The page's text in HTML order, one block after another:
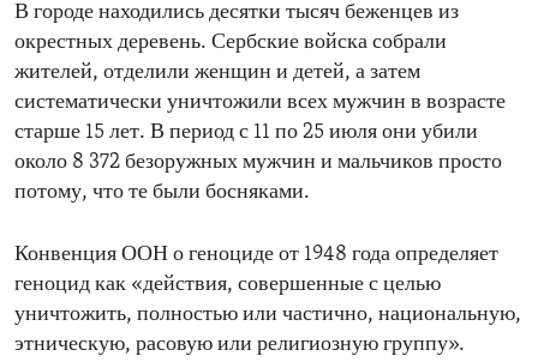
В городе находились десятки тысяч беженцев из
окрестных деревень. Сербские войска собрали
жителей, отделили женщин и детей, а затем
систематически уничтожили всех мужчин в возрасте
старше 15 лет. В период с 11 по 25 июля они убили
около 8 372 безоружных мужчин и мальчиков просто
потому, что те были босняками.
Конвенция ООН о геноциде от 1948 года определяет
геноцид как «действия, совершенные с целью
уничтожить, полностью или частично, национальную,
этническую, расовую или религиозную группу».